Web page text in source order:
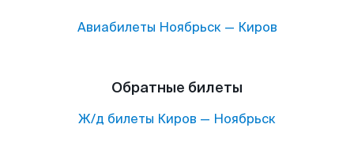
Авиабилеты Ноябрьск— Киров
Обратные билеты
Ж/д билеты Киров — Ноябрьск